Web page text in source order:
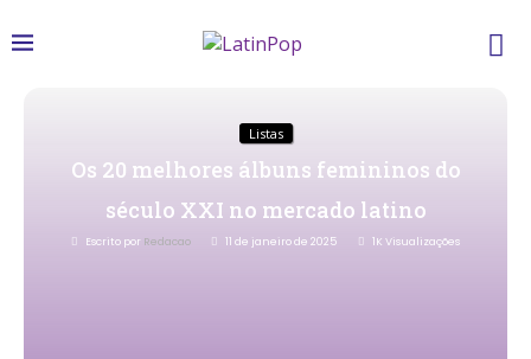
Listas
Os 20 melhores álbuns femininos do
século XXI no mercado latino
Escrito por Redacao 11 de janeiro de 2025 1K Visualizações